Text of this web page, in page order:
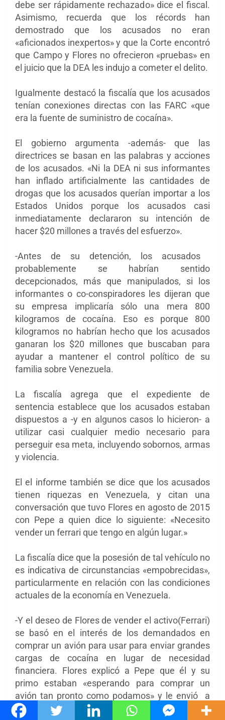
debe ser rápidamente rechazado» dice el fiscal.
Asimismo, recuerda que los récords han
demostrado que los acusados no eran
«aficionados inexpertos» y que la Corte encontró
que Campo y Flores ​​no ofrecieron «pruebas» en
el juicio que la DEA les indujo a cometer el delito.
Igualmente destacó la fiscalía que los acusados
tenían conexiones directas con las FARC «que
era la fuente de suministro de cocaína».
El gobierno argumenta -además- que las
directrices se basan en las palabras y acciones
de los acusados. «Ni la DEA ni sus informantes
han inflado artificialmente las cantidades de
drogas que los acusados ​​querían importar a los
Estados Unidos porque los acusados ​​casi
inmediatamente declararon su intención de
hacer $20 millones a través del esfuerzo».
-Antes de su detención, los acusados ​​
probablemente se habrían sentido
decepcionados, más que manipulados, si los
informantes o co-conspiradores les dijeran que
su empresa implicaría sólo una mera 800
kilogramos de cocaína. Eso es porque 800
kilogramos no habrían hecho que los acusados
ganaran ​​los $20 millones que buscaban para
ayudar a mantener el control político de su
familia sobre Venezuela.
La fiscalía agrega que el expediente de
sentencia establece que los acusados ​​estaban
dispuestos a -y en algunos casos lo hicieron- a
utilizar casi cualquier medio necesario para
perseguir esa meta, incluyendo sobornos, armas
y violencia.
El el informe también se dice que los acusados
tienen riquezas en Venezuela, y citan una
conversación que tuvo Flores en agosto de 2015
con Pepe a quien dice lo siguiente: «Necesito
vender un ferrari que tengo en algún lugar.»
La fiscalía dice que la posesión de tal vehículo no
es indicativa de circunstancias «empobrecidas»,
particularmente en relación con las condiciones
actuales de la economía en Venezuela.
-Y el deseo de Flores de vender el activo(Ferrari)
se basó en el interés de los demandados en
comprar un avión para usar para enviar grandes
cargas de cocaína en lugar de necesidad
financiera. Flores explicó a Pepe que él y su
primo ​​estaban «esperando para comprar un
avión tan pronto como podamos» y le envió a
Pepe una fotografía de un Learjet.